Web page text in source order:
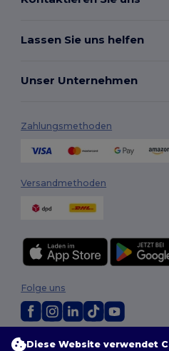
Lassen Sie uns helfen
Unser Unternehmen
Zahlungsmethoden
Versandmethoden
2026. Alle Rechte
Folge uns
Diese Website verwendet